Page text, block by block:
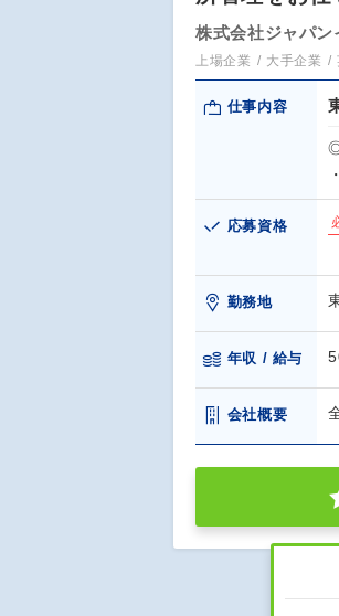
株式会社ジャパ
上場企業 大手企業
仕事内容
応募資格
勤務地
年収 / 給与
会社概要